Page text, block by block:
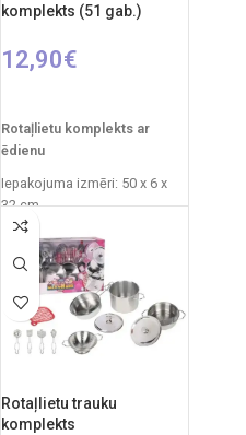
komplekts (51 gab.)
12,90€
Rotaļlietu komplekts ar
ēdienu
Iepakojuma izmēri: 50 x 6 x
32 cm
Izcelsmes valsts: Ķīna
Ieteicamais vecums: no 3
gadiem.
Rotaļlietu trauku
komplekts